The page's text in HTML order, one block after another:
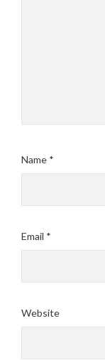
Name *
Email *
Website